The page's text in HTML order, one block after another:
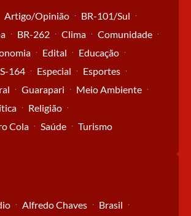
Artigo/Opinião
BR-101/Sul
BR-262 Clima
Comunidade
Edital
Educação
164 Especial
Esportes
Guarapari
Meio Ambiente
Religião
Cola
Saúde Turismo
Alfredo Chaves
Brasil